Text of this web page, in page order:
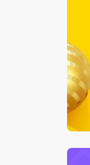
نمونه کارهای
نمایش دهید.